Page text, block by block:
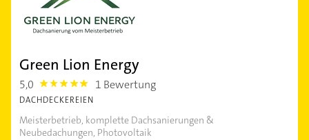
Green Lion Energy
5,0 5.0 1 Bewertung
DACHDECKEREIEN
Meisterbetrieb, komplette Dachsanierungen &
Neubedachungen, Photovoltaik